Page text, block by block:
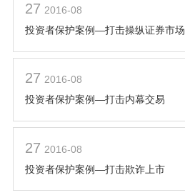
27 2016-08
投资者保护案例—打击操纵证券市场
27 2016-08
投资者保护案例—打击内幕交易
27 2016-08
投资者保护案例—打击欺诈上市